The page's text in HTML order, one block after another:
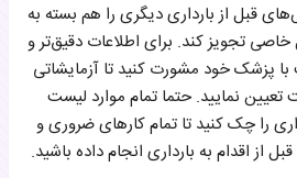
قبل از بارداری دیگری را هم بسته به
تجویز کند. برای اطلاعات دقیق‌تر و
پزشک خود مشورت کنید تا آزمایشاتی
نمایید. حتما تمام موارد لیست
را چک کنید تا تمام کارهای ضروری و
از اقدام به بارداری انجام داده باشید.